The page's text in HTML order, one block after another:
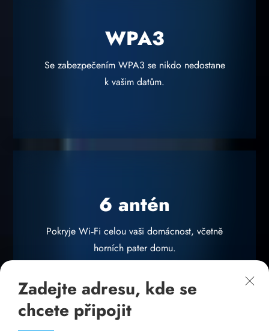
WPA3
Se zabezpečením WPA3 se nikdo nedostane
k vašim datům.
6 antén
Pokryje Wi‑Fi celou vaši domácnost, včetně
horních pater domu.
Zadejte adresu, kde se
chcete připojit